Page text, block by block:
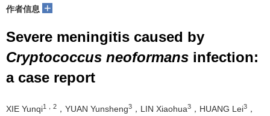
作者信息 +
Severe meningitis caused by
Cryptococcus neoformans infection:
a case report
XIE Yunqi1，2 ，YUAN Yunsheng3 ，LIN Xiaohua3 ，HUANG Lei3 ，